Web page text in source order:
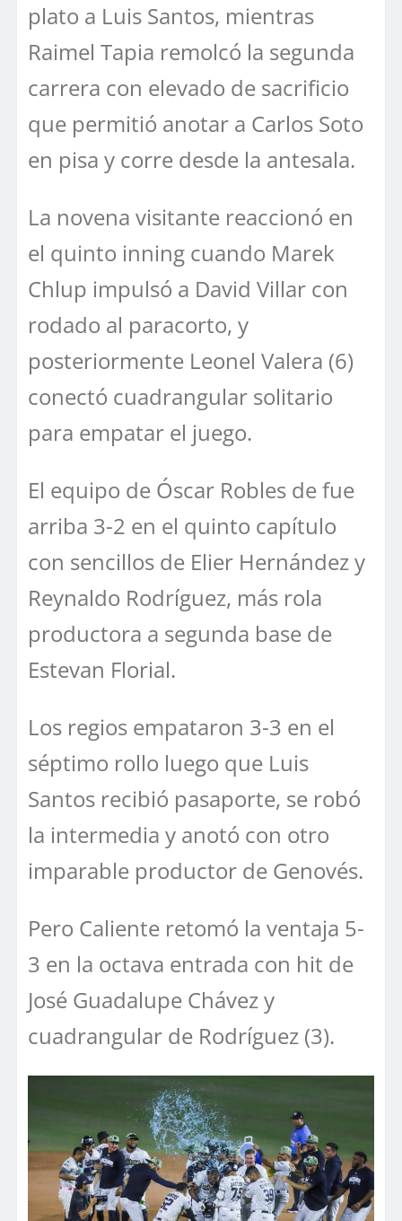
plato a Luis Santos, mientras
Raimel Tapia remolcó la segunda
carrera con elevado de sacrificio
que permitió anotar a Carlos Soto
en pisa y corre desde la antesala.
La novena visitante reaccionó en
el quinto inning cuando Marek
Chlup impulsó a David Villar con
rodado al paracorto, y
posteriormente Leonel Valera (6)
conectó cuadrangular solitario
para empatar el juego.
El equipo de Óscar Robles de fue
arriba 3-2 en el quinto capítulo
con sencillos de Elier Hernández y
Reynaldo Rodríguez, más rola
productora a segunda base de
Estevan Florial.
Los regios empataron 3-3 en el
séptimo rollo luego que Luis
Santos recibió pasaporte, se robó
la intermedia y anotó con otro
imparable productor de Genovés.
Pero Caliente retomó la ventaja 5-
3 en la octava entrada con hit de
José Guadalupe Chávez y
cuadrangular de Rodríguez (3).